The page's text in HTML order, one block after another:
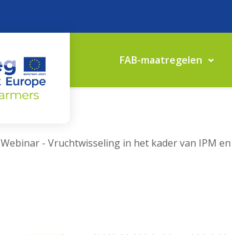
FAB-maatregelen
Webinar - Vruchtwisseling in het kader van IPM